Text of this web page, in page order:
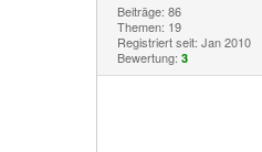
Beiträge: 86
Themen: 19
Registriert seit: Jan 2010
Bewertung: 3